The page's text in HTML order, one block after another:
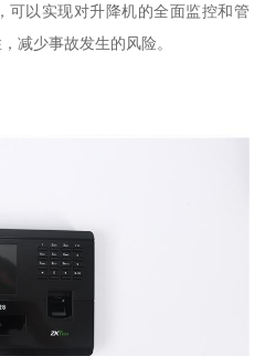
可以实现对升降机的全面监控和管
减少事故发生的风险。